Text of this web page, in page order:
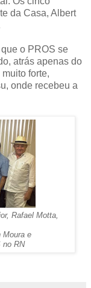
da Casa, Albert
o PROS se
atrás apenas do
forte,
onde recebeu a
Rafael Motta,
Moura e
no RN